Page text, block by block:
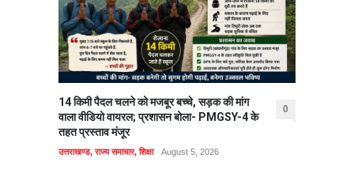
14 किमी पैदल चलने को मजबूर बच्चे, सड़क की मांग
वाला वीडियो वायरल; प्रशासन बोला- PMGSY-4 के
तहत प्रस्ताव मंजूर
0
उत्तराखण्ड,राज्य समाचार,शिक्षा August 5, 2026